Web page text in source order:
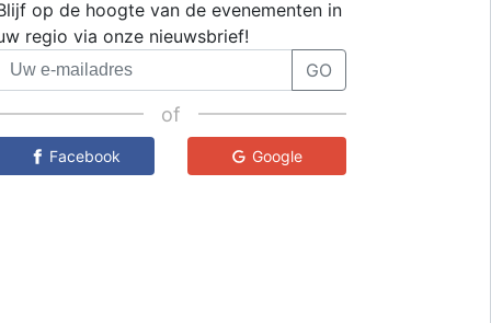
op de hoogte van de evenementen in
regio via onze nieuwsbrief!
GO
of
Facebook Google